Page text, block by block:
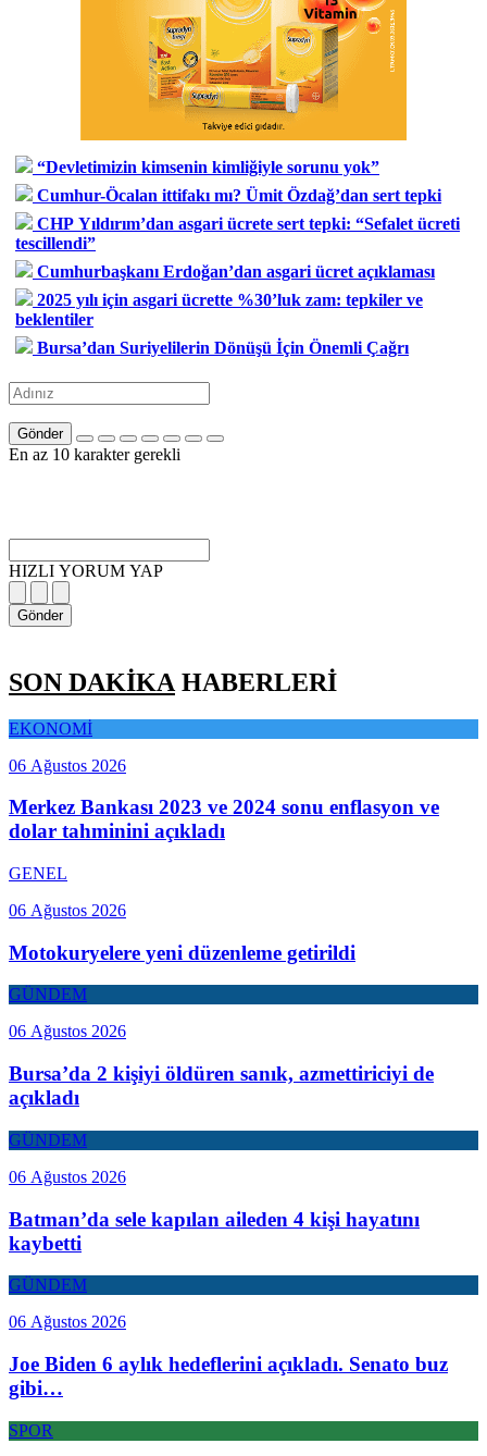
“Devletimizin kimsenin kimliğiyle sorunu yok”
Cumhur-Öcalan ittifakı mı? Ümit Özdağ’dan sert tepki
CHP Yıldırım’dan asgari ücrete sert tepki: “Sefalet ücreti
tescillendi”
Cumhurbaşkanı Erdoğan’dan asgari ücret açıklaması
2025 yılı için asgari ücrette %30’luk zam: tepkiler ve
beklentiler
Bursa’dan Suriyelilerin Dönüşü İçin Önemli Çağrı
Gönder
En az 10 karakter gerekli
HIZLI YORUM YAP
Gönder
SON DAKİKA HABERLERİ
EKONOMİ
06 Ağustos 2026
Merkez Bankası 2023 ve 2024 sonu enflasyon ve
dolar tahminini açıkladı
GENEL
06 Ağustos 2026
Motokuryelere yeni düzenleme getirildi
GÜNDEM
06 Ağustos 2026
Bursa’da 2 kişiyi öldüren sanık, azmettiriciyi de
açıkladı
GÜNDEM
06 Ağustos 2026
Batman’da sele kapılan aileden 4 kişi hayatını
kaybetti
GÜNDEM
06 Ağustos 2026
Joe Biden 6 aylık hedeflerini açıkladı. Senato buz
gibi…
SPOR